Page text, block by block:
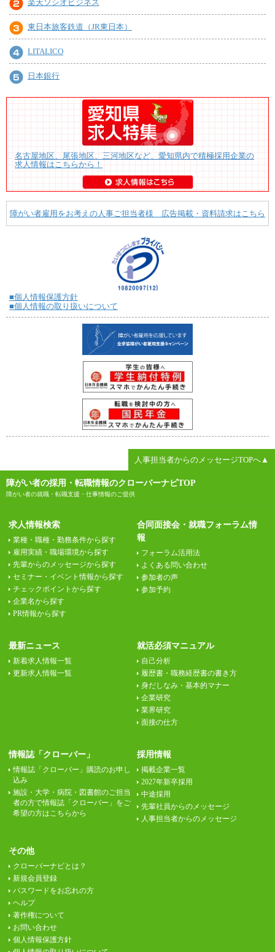
楽天ソシオビジネス
東日本旅客鉄道（JR東日本）
LITALICO
日本銀行
名古屋地区、尾張地区、三河地区など、愛知県内で積極採用企業の
求人情報はこちらから！
障がい者雇用をお考えの人事ご担当者様 広告掲載・資料請求はこちら
■個人情報保護方針
■個人情報の取り扱いについて
人事担当者からのメッセージTOPへ▲
障がい者の採用・転職情報のクローバーナビTOP
障がい者の就職・転職支援・仕事情報のご提供
求人情報検索
業種・職種・勤務条件から探す
雇用実績・職場環境から探す
先輩からのメッセージから探す
セミナー・イベント情報から探す
チェックポイントから探す
企業名から探す
PR情報から探す
合同面接会・就職フォーラム情
報
フォーラム活用法
よくある問い合わせ
参加者の声
参加予約
最新ニュース
新着求人情報一覧
更新求人情報一覧
就活必須マニュアル
自己分析
履歴書・職務経歴書の書き方
身だしなみ・基本的マナー
企業研究
業界研究
面接の仕方
情報誌「クローバー」
情報誌「クローバー」購読のお申し
込み
施設・大学・病院・図書館のご担当
者の方で情報誌「クローバー」をご
希望の方はこちらから
採用情報
掲載企業一覧
2027年新卒採用
中途採用
先輩社員からのメッセージ
人事担当者からのメッセージ
その他
クローバーナビとは？
新規会員登録
パスワードをお忘れの方
ヘルプ
著作権について
お問い合わせ
個人情報保護方針